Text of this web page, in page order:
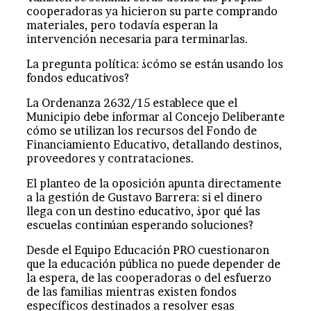
cooperadoras ya hicieron su parte comprando
materiales, pero todavía esperan la
intervención necesaria para terminarlas.
La pregunta política: ¿cómo se están usando los
fondos educativos?
La Ordenanza 2632/15 establece que el
Municipio debe informar al Concejo Deliberante
cómo se utilizan los recursos del Fondo de
Financiamiento Educativo, detallando destinos,
proveedores y contrataciones.
El planteo de la oposición apunta directamente
a la gestión de Gustavo Barrera: si el dinero
llega con un destino educativo, ¿por qué las
escuelas continúan esperando soluciones?
Desde el Equipo Educación PRO cuestionaron
que la educación pública no puede depender de
la espera, de las cooperadoras o del esfuerzo
de las familias mientras existen fondos
específicos destinados a resolver esas